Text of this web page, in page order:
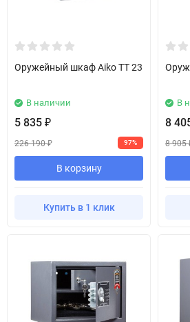
Оружейный шкаф Aiko TT 23
В наличии
5 835 ₽
226 190₽ 97%
В корзину
Купить в 1 клик
В
8
8 905